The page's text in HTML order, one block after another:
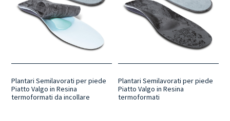
Plantari Semilavorati per piede
Piatto Valgo in Resina
termoformati da incollare
Plantari Semilavorati per piede
Piatto Valgo in Resina
termoformati